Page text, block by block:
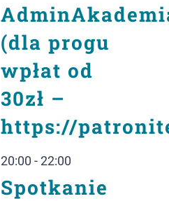
(dla progu
wpłat od
30zł –
https://
20:00 - 22:00
Spotkanie